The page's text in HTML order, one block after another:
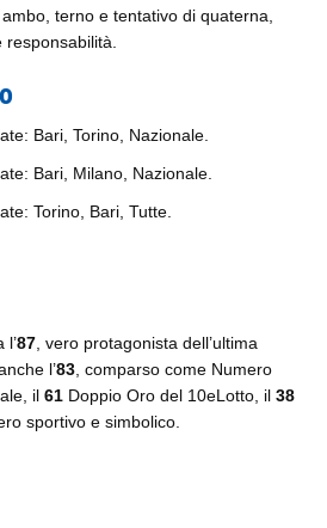
terno e tentativo di quaterna,
Bari, Torino, Nazionale.
Bari, Milano, Nazionale.
Torino, Bari, Tutte.
l’87 , vero protagonista dell’ultima
l’83 , comparso come Numero
il 61 Doppio Oro del 10eLotto, il 38
sportivo e simbolico.